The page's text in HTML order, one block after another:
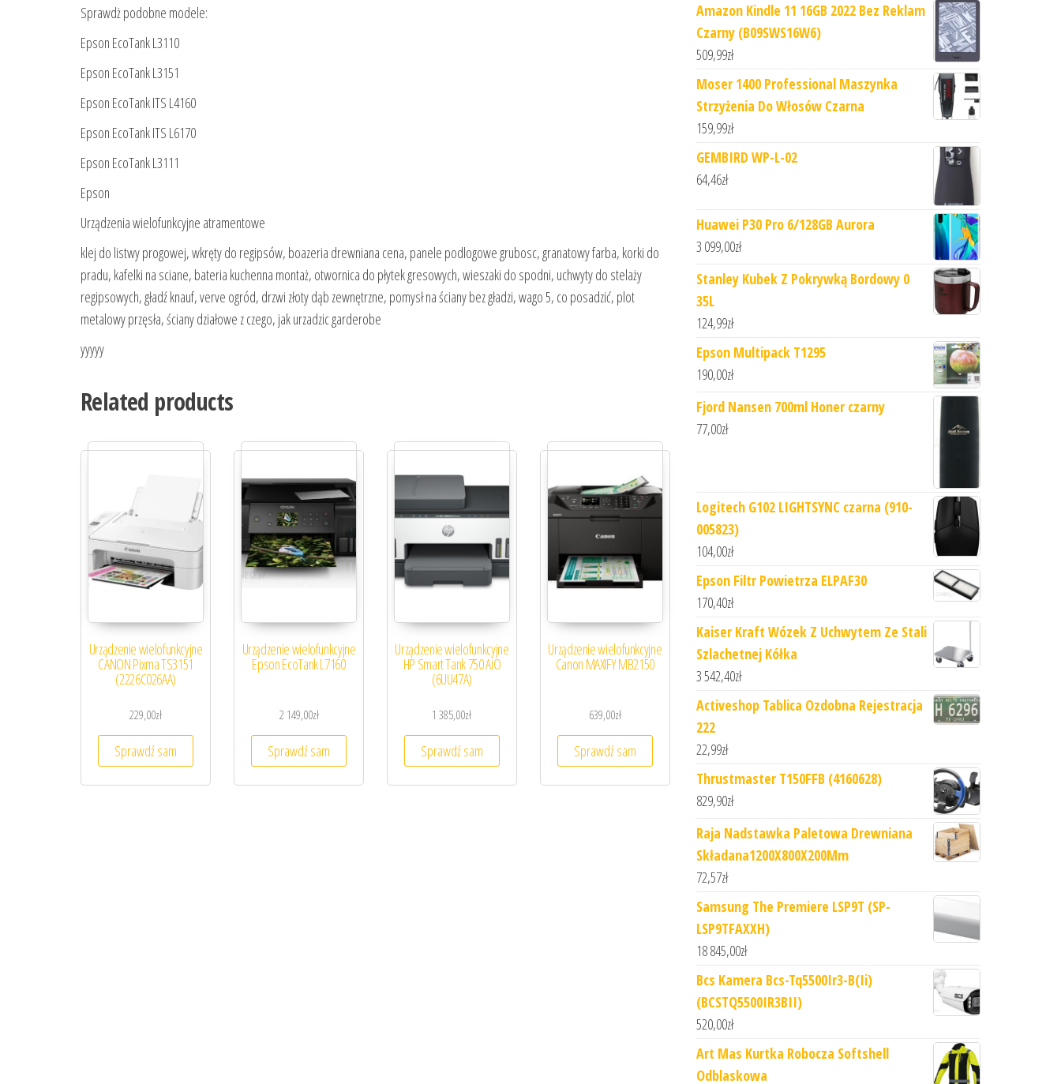
Sprawdż podobne modele:
Epson EcoTank L3110
Epson EcoTank L3151
Epson EcoTank ITS L4160
Epson EcoTank ITS L6170
Epson EcoTank L3111
Epson
Urządzenia wielofunkcyjne atramentowe
klej do listwy progowej, wkręty do regipsów, boazeria drewniana cena, panele podlogowe grubosc, granatowy farba, korki do
pradu, kafelki na sciane, bateria kuchenna montaż, otwornica do płytek gresowych, wieszaki do spodni, uchwyty do stelaży
regipsowych, gładź knauf, verve ogród, drzwi złoty dąb zewnętrzne, pomysł na ściany bez gładzi, wago 5, co posadzić, plot
metalowy przęsła, ściany działowe z czego, jak urzadzic garderobe
yyyyy
Related products
Urządzenie wielofunkcyjne
CANON Pixma TS3151
(2226C026AA)
229,00zł
Sprawdź sam
Urządzenie wielofunkcyjne
Epson EcoTank L7160
2 149,00zł
Sprawdź sam
Urządzenie wielofunkcyjne
HP Smart Tank 750 AiO
(6UU47A)
1 385,00zł
Sprawdź sam
Urządzenie wielofunkcyjne
Canon MAXIFY MB2150
639,00zł
Sprawdź sam
Amazon Kindle 11 16GB 2022 Bez Reklam
Czarny (B09SWS16W6)
509,99zł
Moser 1400 Professional Maszynka
Strzyżenia Do Włosów Czarna
159,99zł
GEMBIRD WP-L-02
64,46zł
Huawei P30 Pro 6/128GB Aurora
3 099,00zł
Stanley Kubek Z Pokrywką Bordowy 0
35L
124,99zł
Epson Multipack T1295
190,00zł
Fjord Nansen 700ml Honer czarny
77,00zł
Logitech G102 LIGHTSYNC czarna (910-
005823)
104,00zł
Epson Filtr Powietrza ELPAF30
170,40zł
Kaiser Kraft Wózek Z Uchwytem Ze Stali
Szlachetnej Kółka
3 542,40zł
Activeshop Tablica Ozdobna Rejestracja
222
22,99zł
Thrustmaster T150FFB (4160628)
829,90zł
Raja Nadstawka Paletowa Drewniana
Składana1200X800X200Mm
72,57zł
Samsung The Premiere LSP9T (SP-
LSP9TFAXXH)
18 845,00zł
Bcs Kamera Bcs-Tq5500Ir3-B(Ii)
(BCSTQ5500IR3BII)
520,00zł
Art Mas Kurtka Robocza Softshell
Odblaskowa